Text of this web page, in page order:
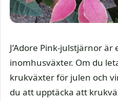
J’Adore Pink-julstjärnor
inomhusväxter. Om du
krukväxter för julen och
du att upptäcka att